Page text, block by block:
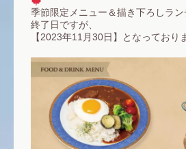
季節限定メニュー＆描き下ろしラ
終了日ですが、
【2023年11月30日】となっており